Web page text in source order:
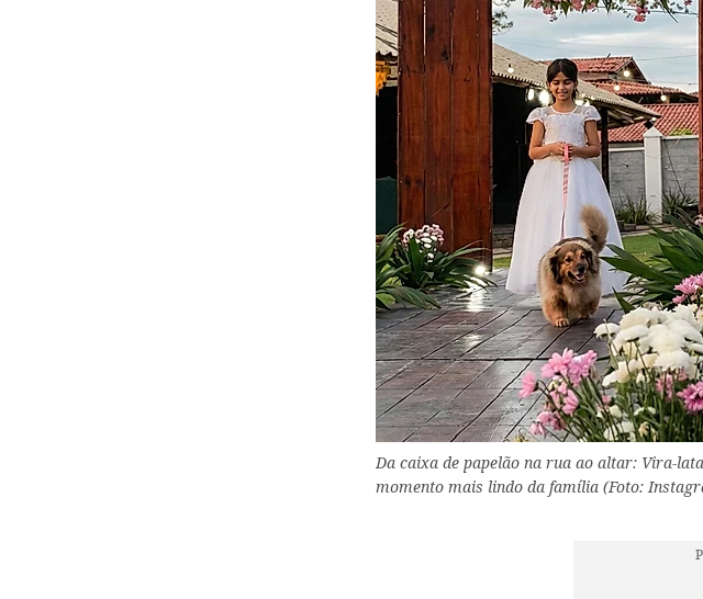
Da caixa de papelão na rua ao altar: Vira-
momento mais lindo da família (Foto: